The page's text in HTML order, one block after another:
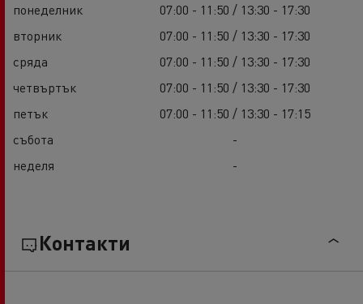
понеделник
07:00 - 11:50 / 13:30 - 17:30
вторник
07:00 - 11:50 / 13:30 - 17:30
сряда
07:00 - 11:50 / 13:30 - 17:30
четвъртък
07:00 - 11:50 / 13:30 - 17:30
петък
07:00 - 11:50 / 13:30 - 17:15
събота
-
неделя
-
Контакти